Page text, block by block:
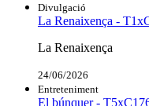
Divulgació
La Renaixença -
La Renaixença
24/06/2026
Entreteniment
El búnquer -